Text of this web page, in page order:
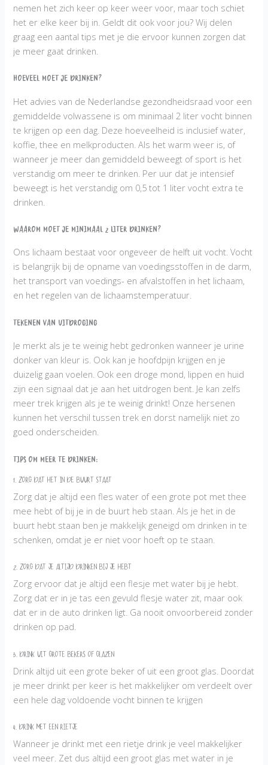
nemen het zich keer op keer weer voor, maar toch schiet
het er elke keer bij in. Geldt dit ook voor jou? Wij delen
graag een aantal tips met je die ervoor kunnen zorgen dat
je meer gaat drinken.
Hoeveel moet je drinken?
Het advies van de Nederlandse gezondheidsraad voor een
gemiddelde volwassene is om minimaal 2 liter vocht binnen
te krijgen op een dag. Deze hoeveelheid is inclusief water,
koffie, thee en melkproducten. Als het warm weer is, of
wanneer je meer dan gemiddeld beweegt of sport is het
verstandig om meer te drinken. Per uur dat je intensief
beweegt is het verstandig om 0,5 tot 1 liter vocht extra te
drinken.
Waarom moet je minimaal 2 liter drinken?
Ons lichaam bestaat voor ongeveer de helft uit vocht. Vocht
is belangrijk bij de opname van voedingsstoffen in de darm,
het transport van voedings- en afvalstoffen in het lichaam,
en het regelen van de lichaamstemperatuur.
Tekenen van uitdroging
Je merkt als je te weinig hebt gedronken wanneer je urine
donker van kleur is. Ook kan je hoofdpijn krijgen en je
duizelig gaan voelen. Ook een droge mond, lippen en huid
zijn een signaal dat je aan het uitdrogen bent. Je kan zelfs
meer trek krijgen als je te weinig drinkt! Onze hersenen
kunnen het verschil tussen trek en dorst namelijk niet zo
goed onderscheiden.
Tips om meer te drinken:
1. Zorg dat het in de buurt staat
Zorg dat je altijd een fles water of een grote pot met thee
mee hebt of bij je in de buurt heb staan. Als je het in de
buurt hebt staan ben je makkelijk geneigd om drinken in te
schenken, omdat je er niet voor hoeft op te staan.
2. Zorg dat je altijd drinken bij je hebt
Zorg ervoor dat je altijd een flesje met water bij je hebt.
Zorg dat er in je tas een gevuld flesje water zit, maar ook
dat er in de auto drinken ligt. Ga nooit onvoorbereid zonder
drinken op pad.
3. Drink uit grote bekers of glazen
Drink altijd uit een grote beker of uit een groot glas. Doordat
je meer drinkt per keer is het makkelijker om verdeelt over
een hele dag voldoende vocht binnen te krijgen
4. Drink met een rietje
Wanneer je drinkt met een rietje drink je veel makkelijker
veel meer. Zet dus altijd een groot glas met water in je